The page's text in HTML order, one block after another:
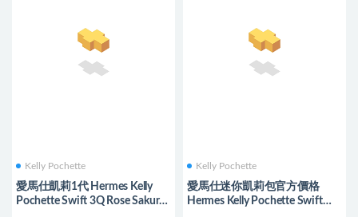
Kelly Pochette
愛馬仕凱莉1代 Hermes Kelly
Pochette Swift 3Q Rose Sakura
Kelly Pochette
愛馬仕迷你凱莉包官方價格
Hermes Kelly Pochette Swift